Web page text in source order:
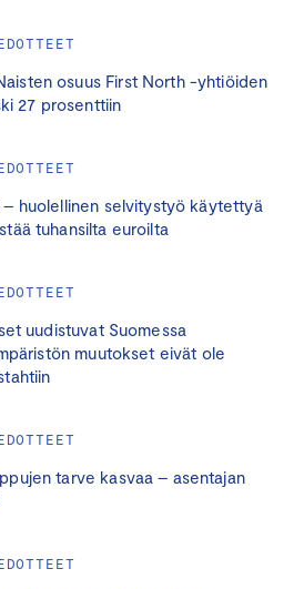
osuus First North -yhtiöiden
27 prosenttiin
huolellinen selvitystyö käytettyä
tuhansilta euroilta
uudistuvat Suomessa
muutokset eivät ole
tarve kasvaa – asentajan